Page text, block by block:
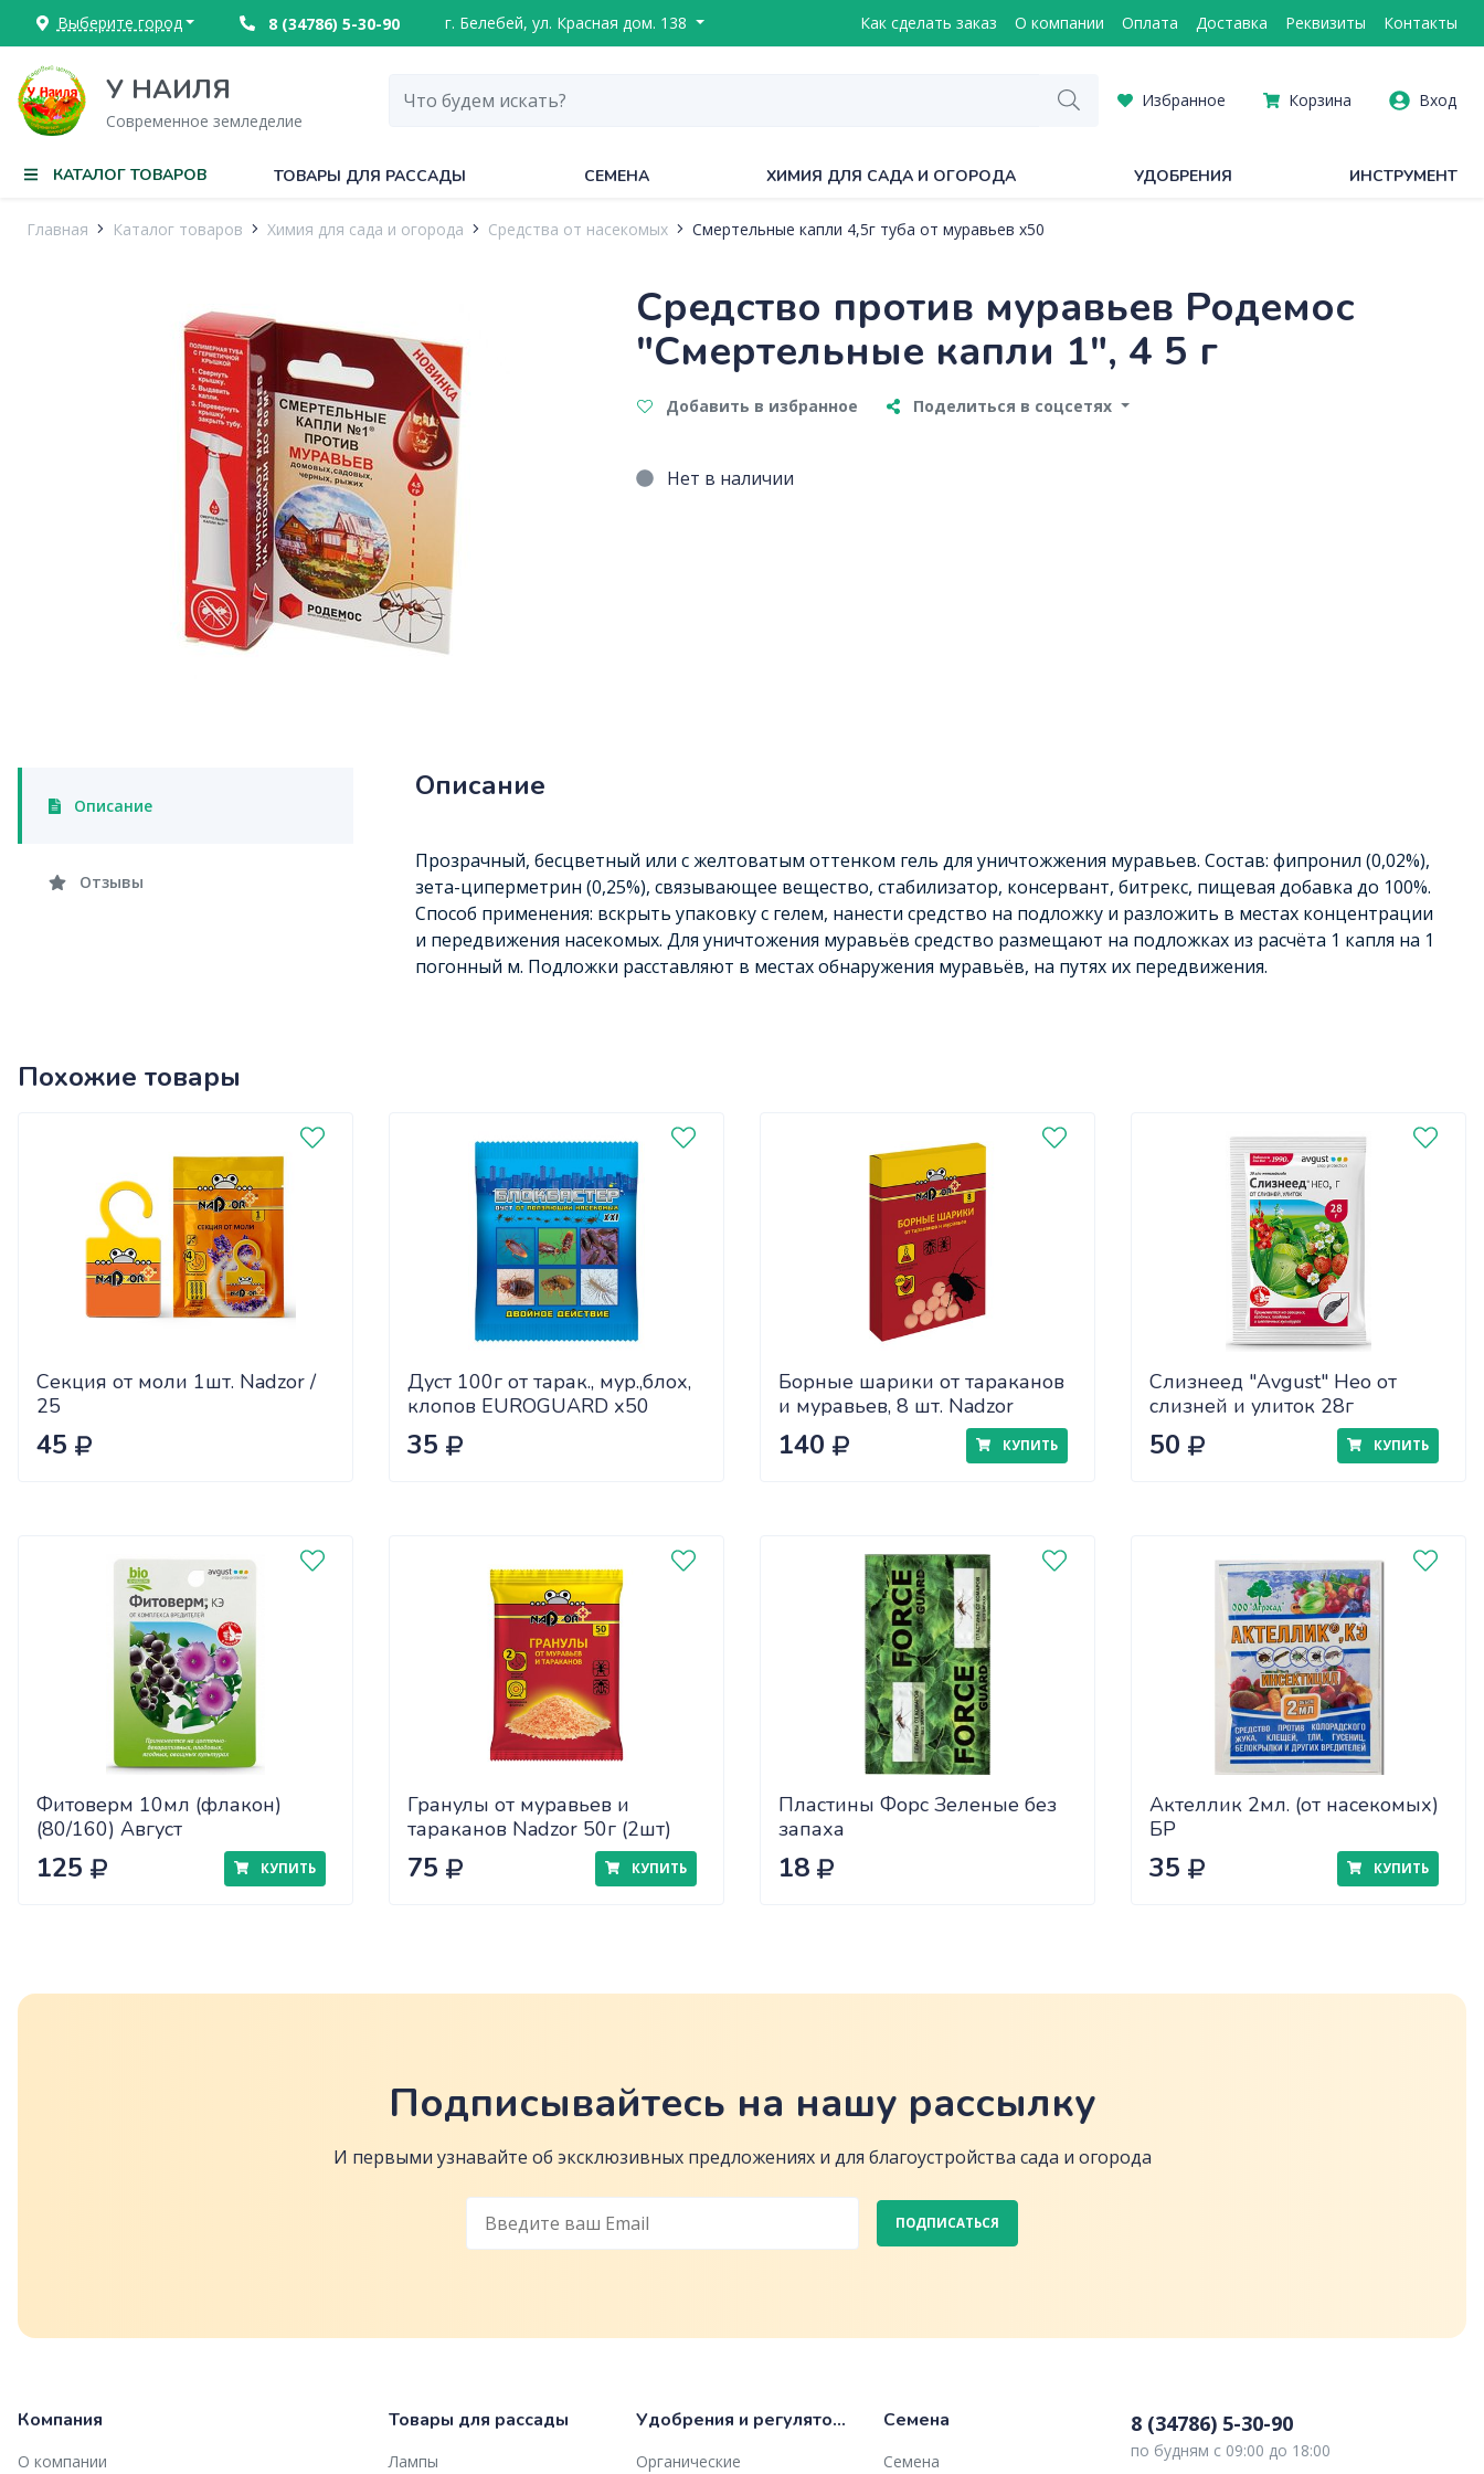
Выберите город 8 (34786) 5-30-90 г. Белебей, ул. Красная дом. 138 Как сделать заказ О компании Оплата Доставка Реквизиты Контакты
У НАИЛЯ
Современное земледелие
Избранное Корзина Вход
КАТАЛОГ ТОВАРОВ ТОВАРЫ ДЛЯ РАССАДЫ СЕМЕНА ХИМИЯ ДЛЯ САДА И ОГОРОДА УДОБРЕНИЯ ИНСТРУМЕНТ
Главная Каталог товаров Химия для сада и огорода Средства от насекомых Смертельные капли 4,5г туба от муравьев х50
Средство против муравьев Родемос
"Смертельные капли 1", 4 5 г
Добавить в избранное Поделиться в соцсетях
Нет в наличии
Описание
Отзывы
Описание
Прозрачный, бесцветный или с желтоватым оттенком гель для уничтожжения муравьев. Состав: фипронил (0,02%),
зета-циперметрин (0,25%), связывающее вещество, стабилизатор, консервант, битрекс, пищевая добавка до 100%.
Способ применения: вскрыть упаковку с гелем, нанести средство на подложку и разложить в местах концентрации
и передвижения насекомых. Для уничтожения муравьёв средство размещают на подложках из расчёта 1 капля на 1
погонный м. Подложки расставляют в местах обнаружения муравьёв, на путях их передвижения.
Похожие товары
Секция от моли 1шт. Nadzor /
25
45
Дуст 100г от тарак., мур.,блох,
клопов EUROGUARD х50
35
Борные шарики от тараканов
и муравьев, 8 шт. Nadzor
140 КУПИТЬ
Слизнеед "Avgust" Нео от
слизней и улиток 28г
50 КУПИТЬ
Фитоверм 10мл (флакон)
(80/160) Август
125 КУПИТЬ
Гранулы от муравьев и
тараканов Nadzor 50г (2шт)
75 КУПИТЬ
Пластины Форс Зеленые без
запаха
18
Актеллик 2мл. (от насекомых)
БР
35 КУПИТЬ
Подписывайтесь на нашу рассылку
И первыми узнавайте об эксклюзивных предложениях и для благоустройства сада и огорода
ПОДПИСАТЬСЯ
Компания
О компании
Товары для рассады
Лампы
Удобрения и регуляторы роста
Органические
Семена
Семена
8 (34786) 5-30-90
по будням с 09:00 до 18:00